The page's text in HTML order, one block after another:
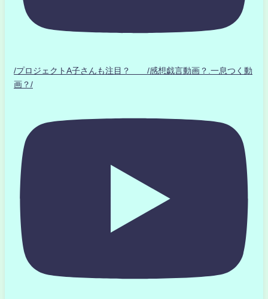
/プロジェクトA子さんも注目？ /感想戯言動画？.一息つく動
画？/